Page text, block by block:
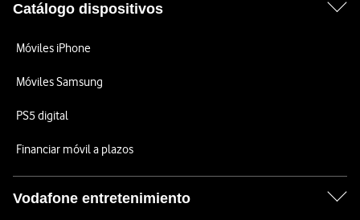
Catálogo dispositivos
Móviles iPhone
Móviles Samsung
PS5 digital
Financiar móvil a plazos
Vodafone entretenimiento